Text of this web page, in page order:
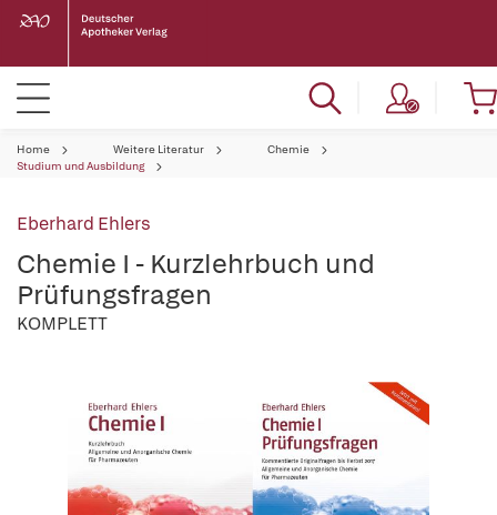
Home Weitere Literatur
Chemie
Studium und Ausbildung
Eberhard Ehlers
Chemie I - Kurzlehrbuch und
Prüfungsfragen
KOMPLETT